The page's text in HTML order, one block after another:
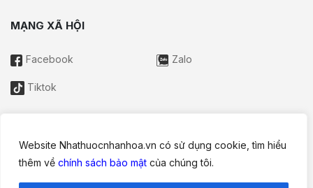
Website Nhathuocnhanhoa.vn có sử dụng cookie, tìm hiểu
thêm về chính sách bảo mật của chúng tôi.
MẠNG XÃ HỘI
Facebook Zalo
Tiktok
Thông tin trên website này chỉ mang tính chất nội bộ tham khảo;